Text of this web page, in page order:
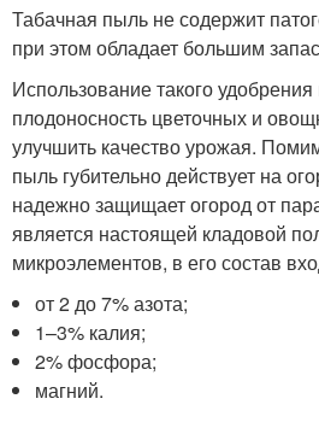
Табачная пыль не содержит
при этом обладает большим
Использование такого
плодоносность цветочных и
улучшить качество урожая.
пыль губительно действует на
надежно защищает огород от
является настоящей кладовой
микроэлементов, в его состав
от 2 до 7% азота;
1–3% калия;
2% фосфора;
магний.